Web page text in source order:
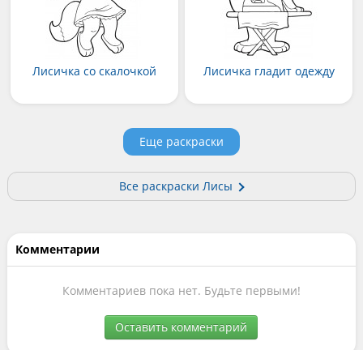
Лисичка со скалочкой Лисичка гладит одежду
Еще раскраски
Все раскраски Лисы
Комментарии
Комментариев пока нет. Будьте первыми!
Оставить комментарий